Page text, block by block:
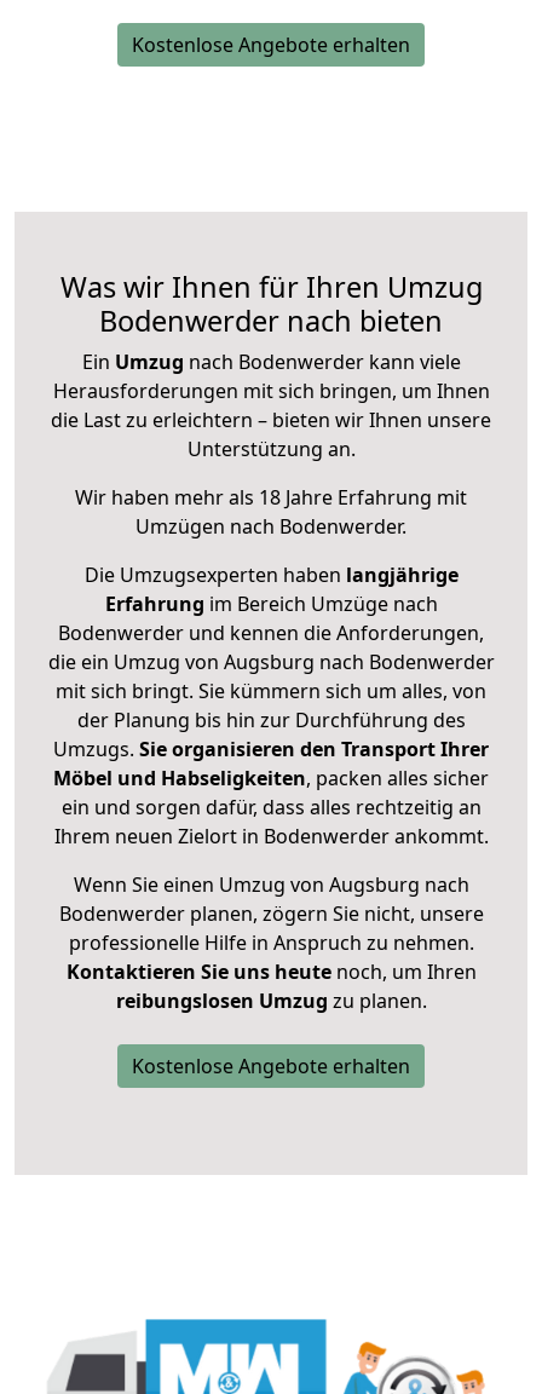
Kostenlose Angebote erhalten
Was wir Ihnen für Ihren Umzug
Bodenwerder nach bieten
Ein Umzug nach Bodenwerder kann viele
Herausforderungen mit sich bringen, um Ihnen
die Last zu erleichtern – bieten wir Ihnen unsere
Unterstützung an.
Wir haben mehr als 18 Jahre Erfahrung mit
Umzügen nach Bodenwerder.
Die Umzugsexperten haben langjährige
Erfahrung im Bereich Umzüge nach
Bodenwerder und kennen die Anforderungen,
die ein Umzug von Augsburg nach Bodenwerder
mit sich bringt. Sie kümmern sich um alles, von
der Planung bis hin zur Durchführung des
Umzugs. Sie organisieren den Transport Ihrer
Möbel und Habseligkeiten, packen alles sicher
ein und sorgen dafür, dass alles rechtzeitig an
Ihrem neuen Zielort in Bodenwerder ankommt.
Wenn Sie einen Umzug von Augsburg nach
Bodenwerder planen, zögern Sie nicht, unsere
professionelle Hilfe in Anspruch zu nehmen.
Kontaktieren Sie uns heutenoch, um Ihren
reibungslosen Umzug zu planen.
Kostenlose Angebote erhalten